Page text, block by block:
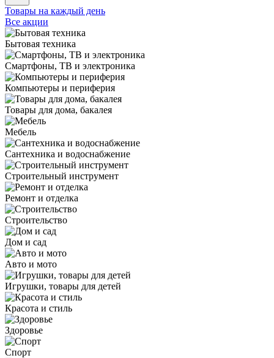
Товары на каждый день
Все акции
Бытовая техника
Смартфоны, ТВ и электроника
Компьютеры и периферия
Товары для дома, бакалея
Мебель
Сантехника и водоснабжение
Строительный инструмент
Ремонт и отделка
Строительство
Дом и сад
Авто и мото
Игрушки, товары для детей
Красота и стиль
Здоровье
Спорт